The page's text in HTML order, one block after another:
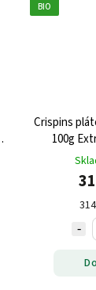
BIO
Crispins
100g